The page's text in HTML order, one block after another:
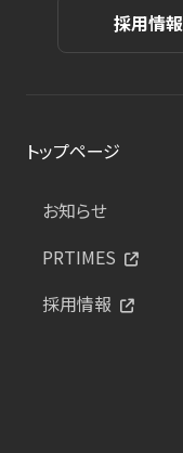
採用情報
トップページ
お知らせ
PRTIMES
採用情報